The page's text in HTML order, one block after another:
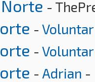
Norte -
-
-
- Adrian -